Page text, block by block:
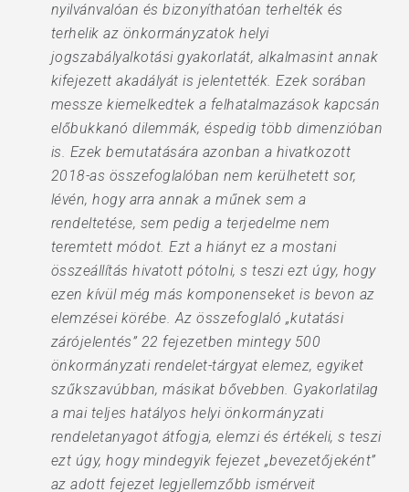
nyilvánvalóan és bizonyíthatóan terhelték és
terhelik az önkormányzatok helyi
jogszabályalkotási gyakorlatát, alkalmasint annak
kifejezett akadályát is jelentették. Ezek sorában
messze kiemelkedtek a felhatalmazások kapcsán
előbukkanó dilemmák, éspedig több dimenzióban
is. Ezek bemutatására azonban a hivatkozott
2018-as összefoglalóban nem kerülhetett sor,
lévén, hogy arra annak a műnek sem a
rendeltetése, sem pedig a terjedelme nem
teremtett módot. Ezt a hiányt ez a mostani
összeállítás hivatott pótolni, s teszi ezt úgy, hogy
ezen kívül még más komponenseket is bevon az
elemzései körébe. Az összefoglaló „kutatási
zárójelentés” 22 fejezetben mintegy 500
önkormányzati rendelet-tárgyat elemez, egyiket
szűkszavúbban, másikat bővebben. Gyakorlatilag
a mai teljes hatályos helyi önkormányzati
rendeletanyagot átfogja, elemzi és értékeli, s teszi
ezt úgy, hogy mindegyik fejezet „bevezetőjeként”
az adott fejezet legjellemzőbb ismérveit